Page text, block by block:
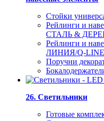
Стойки
Рейлинги и
СТАЛЬ &
Рейлинги и
ЛИНИЯ/Q-LINE
Поручни
26. Светильники
Готовые